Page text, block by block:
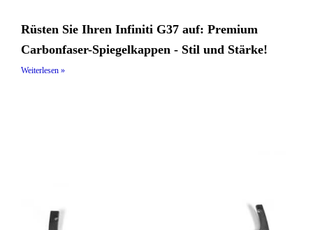
Rüsten Sie Ihren Infiniti G37 auf: Premium
Carbonfaser-Spiegelkappen - Stil und Stärke!
Weiterlesen »